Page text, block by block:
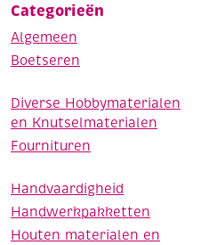
Categorieën
Algemeen
Boetseren
Diverse Hobbymaterialen
en Knutselmaterialen
Fournituren
Handvaardigheid
Handwerkpakketten
Houten materialen en